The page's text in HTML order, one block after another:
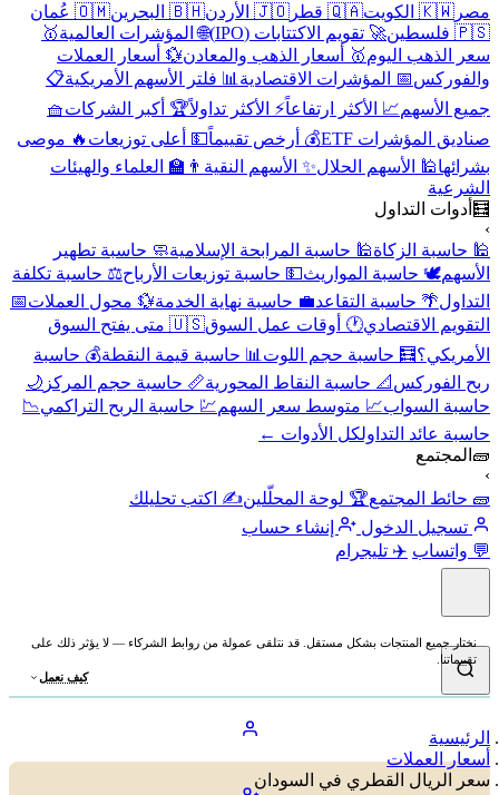
مصر 🇰🇼 الكويت 🇶🇦 قطر 🇯🇴 الأردن 🇧🇭 البحرين
🇴🇲 عُمان
🇵🇸 فلسطين
🚀 تقويم الاكتتابات (IPO) 🌐 المؤشرات العالمية🥇
سعر الذهب اليوم🥇 أسعار الذهب والمعادن💱 أسعار العملات
والفوركس📅 المؤشرات الاقتصادية 📊 فلتر الأسهم الأمريكية📋
جميع الأسهم📈 الأكثر ارتفاعاً⚡ الأكثر تداولاً🏆 أكبر الشركات🧺
صناديق المؤشرات ETF
💰 أرخص تقييماً💵 أعلى توزيعات 🔥 موصى
بشرائها🕌 الأسهم الحلال✨ الأسهم النقية 👨‍🏫 العلماء والهيئات
الشرعية
🧮 أدوات التداول
›
🕌 حاسبة الزكاة🕌 حاسبة المرابحة الإسلامية🧼 حاسبة تطهير
الأسهم🕊️ حاسبة المواريث💵 حاسبة توزيعات الأرباح⚖️ حاسبة تكلفة
التداول🌴 حاسبة التقاعد💼 حاسبة نهاية الخدمة💱 محول العملات📅
التقويم الاقتصادي🕐 أوقات عمل السوق
🇺🇸 متى يفتح السوق
الأمريكي؟🧮 حاسبة حجم اللوت 📊 حاسبة قيمة النقطة💰 حاسبة
ربح الفوركس 📐 حاسبة النقاط المحورية📏 حاسبة حجم المركز 🌙
حاسبة السواب📈 متوسط سعر السهم💹 حاسبة الربح التراكمي📉
حاسبة عائد التداولكل الأدوات ←
🧱 المجتمع
›
🧱 حائط المجتمع🏆 لوحة المحلّلين✍️ اكتب تحليلك
تسجيل الدخول
إنشاء حساب
💬 واتساب ✈️ تليجرام
نختار جميع المنتجات بشكل مستقل. قد نتلقى عمولة من روابط الشركاء — لا يؤثر ذلك على
تقييماتنا.
كيف نعمل
الرئيسية
أسعار العملات
سعر الريال القطري في السودان